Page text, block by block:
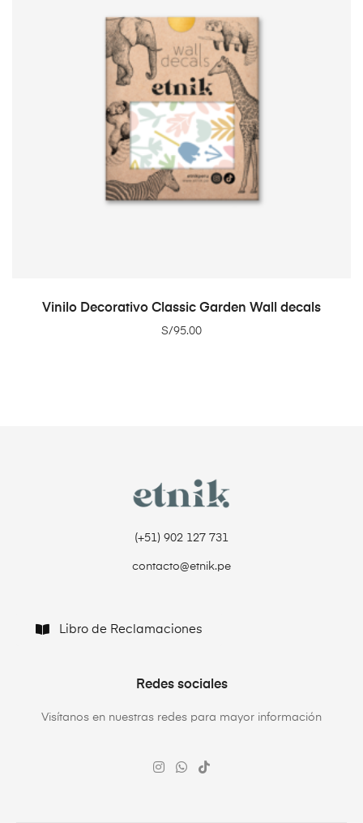
ADD TO CART
Vinilo Decorativo Classic Garden Wall decals
S/95.00
(+51) 902 127 731‬
contacto@etnik.pe
Libro de Reclamaciones
Redes sociales
Visítanos en nuestras redes para mayor información